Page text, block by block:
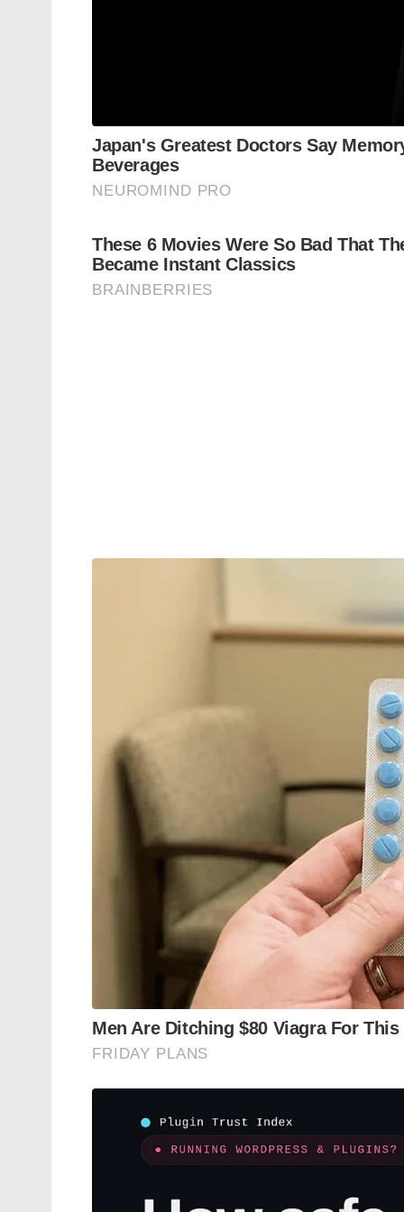
13)ബജ്രംഗിയായി മാറിയ ബല്‍രാജിന്‍റെ
അതേസമയം എമ്പുരാൻ സിനിമ ഹിന്ദു
Tags: empuran